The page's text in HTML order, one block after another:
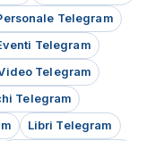
Telegram
Telegram
Telegram
Telegram
Libri Telegram